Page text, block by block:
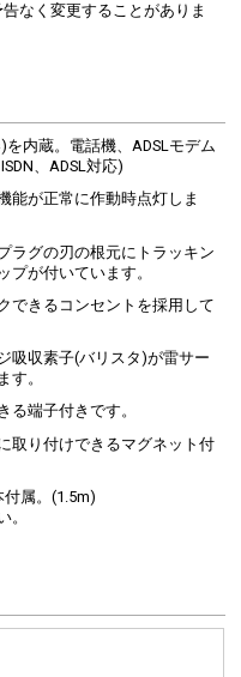
なく変更することがありま
内蔵。電話機、ADSLモデム
、ADSL対応)
能が正常に作動時点灯しま
ラグの刃の根元にトラッキン
プが付いています。
できるコンセントを採用して
吸収素子(バリスタ)が雷サー
す。
る端子付きです。
取り付けできるマグネット付
属。(1.5m)
。